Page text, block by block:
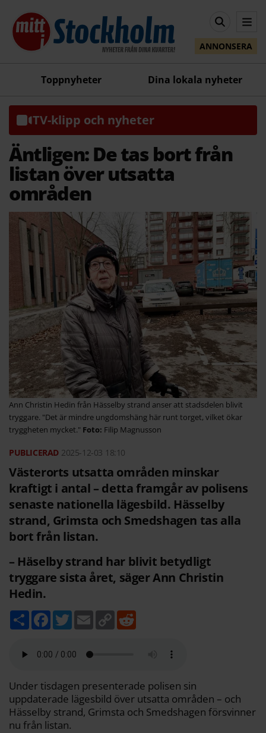
ANNONSERA
Toppnyheter Dina lokala nyheter
TV-klipp och nyheter
Äntligen: De tas bort från
listan över utsatta
områden
Ann Christin Hedin från Hässelby strand anser att stadsdelen blivit
tryggare. "Det är mindre ungdomshäng här runt torget, vilket ökar
tryggheten mycket."
Filip Magnusson
2025-12-03 18:10
Västerorts utsatta områden minskar
kraftigt i antal – detta framgår av polisens
senaste nationella lägesbild. Hässelby
strand, Grimsta och Smedshagen tas alla
bort från listan.
– Häselby strand har blivit betydligt
tryggare sista året, säger Ann Christin
Hedin.
D
e
F
b
k
T
w
t
E
m
C
o
k
Under tisdagen presenterade polisen sin
uppdaterade lägesbild över utsatta områden – och
Hässelby strand, Grimsta och Smedshagen försvinner
nu från listan.